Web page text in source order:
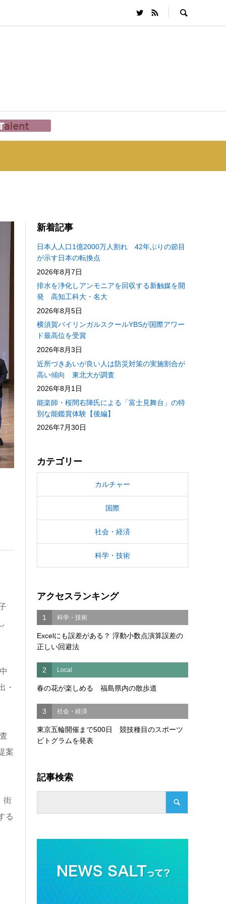
・
案
街
る
新着記事
日本人人口1億2000万人割れ 42年ぶりの節目
が示す日本の転換点
2026年8月7日
排水を浄化しアンモニアを回収する新触媒を開
発 高知工科大・名大
2026年8月5日
横須賀バイリンガルスクールYBSが国際アワー
ド最高位を受賞
2026年8月3日
近所づきあいが良い人は防災対策の実施割合が
高い傾向 東北大が調査
2026年8月1日
能楽師・桜間右陣氏による「富士見舞台」の特
別な能鑑賞体験【後編】
2026年7月30日
カテゴリー
カルチャー
国際
社会・経済
科学・技術
アクセスランキング
1 科学・技術
Excelにも誤差がある？ 浮動小数点演算誤差の
正しい回避法
2 Local
春の花が楽しめる 福島県内の散歩道
3 社会・経済
東京五輪開催まで500日 競技種目のスポーツ
ピトグラムを発表
記事検索